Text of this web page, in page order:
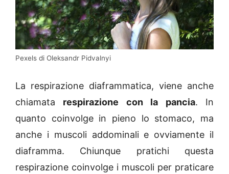
Pexels di Oleksandr Pidvalnyi
La respirazione diaframmatica, viene anche
chiamata respirazione con la pancia. In
quanto coinvolge in pieno lo stomaco, ma
anche i muscoli addominali e ovviamente il
diaframma. Chiunque pratichi questa
respirazione coinvolge i muscoli per praticare